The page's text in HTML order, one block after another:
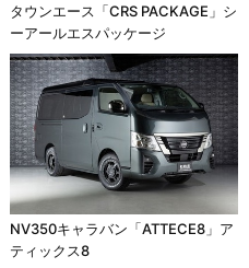
タウンエース「CRS PACKAGE」シ
ーアールエスパッケージ
NV350キャラバン「ATTECE8」ア
ティックス8